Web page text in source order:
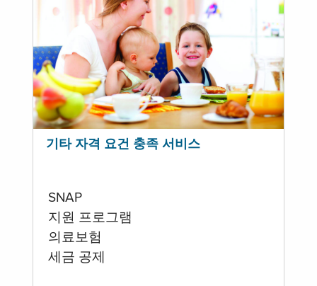
기타 자격 요건 충족 서비스
SNAP
지원 프로그램
의료보험
세금 공제